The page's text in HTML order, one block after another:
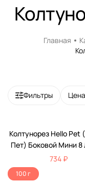
Главная
Фильтры
Колтунорез Hello Pet
Пет) Боковой Мини 8
Загнут 2316208n (Б)
734 ₽
100 г